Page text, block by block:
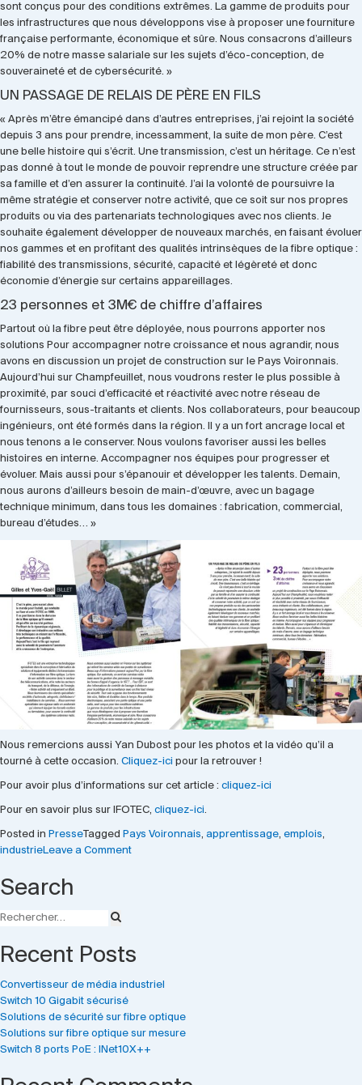
sont conçus pour des conditions extrêmes. La gamme de produits pour
les infrastructures que nous développons vise à proposer une fourniture
française performante, économique et sûre. Nous consacrons d’ailleurs
20% de notre masse salariale sur les sujets d’éco-conception, de
souveraineté et de cybersécurité. »
UN PASSAGE DE RELAIS DE PÈRE EN FILS
« Après m’être émancipé dans d’autres entreprises, j’ai rejoint la société
depuis 3 ans pour prendre, incessamment, la suite de mon père. C’est
une belle histoire qui s’écrit. Une transmission, c’est un héritage. Ce n’est
pas donné à tout le monde de pouvoir reprendre une structure créée par
sa famille et d’en assurer la continuité. J’ai la volonté de poursuivre la
même stratégie et conserver notre activité, que ce soit sur nos propres
produits ou via des partenariats technologiques avec nos clients. Je
souhaite également développer de nouveaux marchés, en faisant évoluer
nos gammes et en profitant des qualités intrinsèques de la fibre optique :
fiabilité des transmissions, sécurité, capacité et légèreté et donc
économie d’énergie sur certains appareillages.
23 personnes et 3M€ de chiffre d’affaires
Partout où la fibre peut être déployée, nous pourrons apporter nos
solutions Pour accompagner notre croissance et nous agrandir, nous
avons en discussion un projet de construction sur le Pays Voironnais.
Aujourd’hui sur Champfeuillet, nous voudrons rester le plus possible à
proximité, par souci d’efficacité et réactivité avec notre réseau de
fournisseurs, sous-traitants et clients. Nos collaborateurs, pour beaucoup
ingénieurs, ont été formés dans la région. Il y a un fort ancrage local et
nous tenons a le conserver. Nous voulons favoriser aussi les belles
histoires en interne. Accompagner nos équipes pour progresser et
évoluer. Mais aussi pour s’épanouir et développer les talents. Demain,
nous aurons d’ailleurs besoin de main-d’œuvre, avec un bagage
technique minimum, dans tous les domaines : fabrication, commercial,
bureau d’études… »
Nous remercions aussi Yan Dubost pour les photos et la vidéo qu’il a
tourné à cette occasion. Cliquez-ici pour la retrouver !
Pour avoir plus d’informations sur cet article : cliquez-ici
Pour en savoir plus sur IFOTEC, cliquez-ici.
Posted in PresseTagged Pays Voironnais, apprentissage, emplois,
industrieLeave a Commenton
Search
Recent Posts
Convertisseur de média industriel
Switch 10 Gigabit sécurisé
Solutions de sécurité sur fibre optique
Solutions sur fibre optique sur mesure
Switch 8 ports PoE : INet10X++